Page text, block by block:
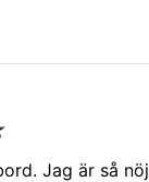
Jag är så